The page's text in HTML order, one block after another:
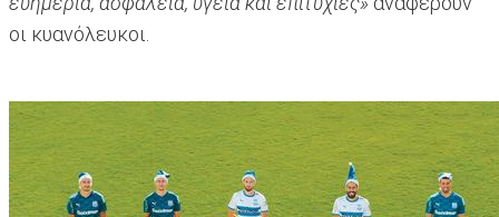
οι κυανόλευκοι.